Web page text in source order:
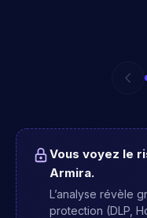
Vous voyez le
Armira.
L’analyse révèle
protection (DLP,